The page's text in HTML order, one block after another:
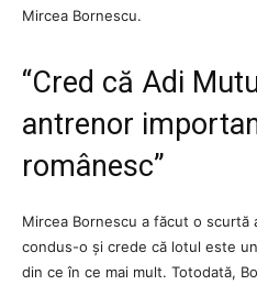
Mircea Bornescu.
“Cred că Adi
antrenor
românesc”
Mircea Bornescu a făcut o scurtă
condus-o și crede că lotul este
din ce în ce mai mult. Totodată,